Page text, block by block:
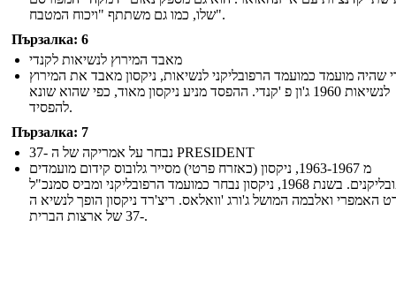
שלו, כמו גם משתתף "ויכוח המטבח".
Пързалка: 6
מאבד המירוץ לנשיאות לקנדי
שהיה מועמד כמועמד הרפובליקני לנשיאות, ניקסון מאבד את המירוץ
לנשיאות 1960 ג'ון פ 'קנדי. ההפסד מניע ניקסון מאוד, כפי שהוא שונא
להפסיד.
Пързалка: 7
נבחר על אמריקה של ה -37 PRESIDENT
מ 1963-1967, ניקסון (כאזרח פרטי) מסייר גלובוס קידום מועמדים
רפובליקנים. בשנת 1968, ניקסון נבחר כמועמד הרפובליקני ומביס סמנכ"ל
האמפרי ואלבמה המושל ג'ורג 'וואלאס. ריצ'רד ניקסון הופך לנשיא ה
-37 של ארצות הברית.